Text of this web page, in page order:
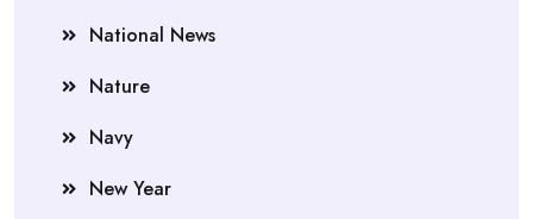
National News
Nature
Navy
New Year